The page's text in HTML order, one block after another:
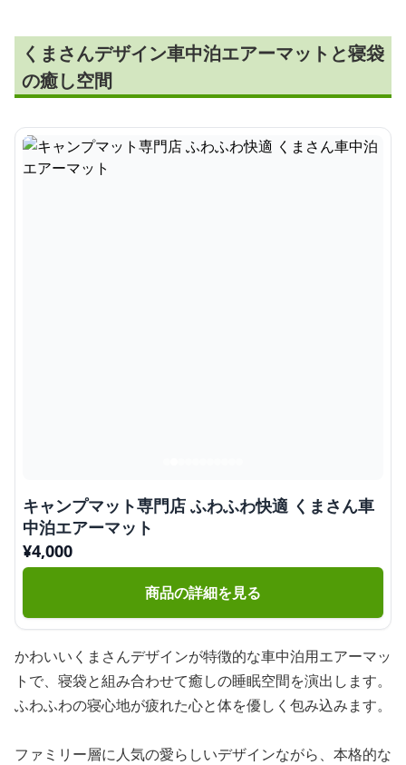
くまさんデザイン車中泊エアーマットと寝袋
の癒し空間
キャンプマット専門店 ふわふわ快適 くまさん車
中泊エアーマット
¥4,000
商品の詳細を見る
かわいいくまさんデザインが特徴的な車中泊用エアーマッ
トで、寝袋と組み合わせて癒しの睡眠空間を演出します。
ふわふわの寝心地が疲れた心と体を優しく包み込みます。
ファミリー層に人気の愛らしいデザインながら、本格的な